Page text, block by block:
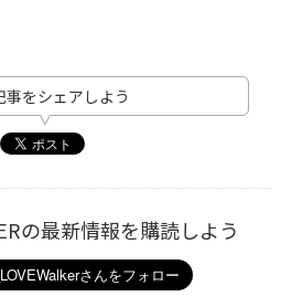
事をシェアしよう
の最新情報を購読しよう